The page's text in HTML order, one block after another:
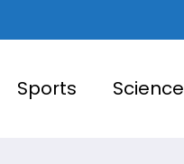
Sports Science